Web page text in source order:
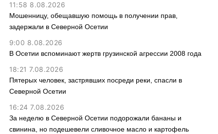
11:58 8.08.2026
Мошенницу, обещавшую помощь в получении прав,
задержали в Северной Осетии
9:00 8.08.2026
В Осетии вспоминают жертв грузинской агрессии 2008 года
18:21 7.08.2026
Пятерых человек, застрявших посреди реки, спасли в
Северной Осетии
16:24 7.08.2026
За неделю в Северной Осетии подорожали бананы и
свинина, но подешевели сливочное масло и картофель